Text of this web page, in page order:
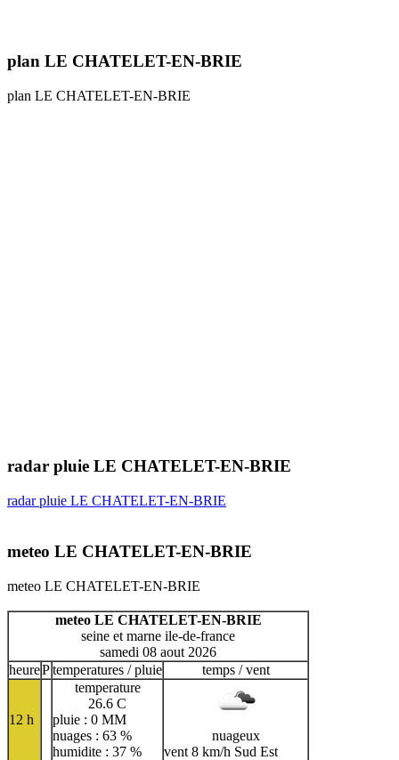
plan LE CHATELET-EN-BRIE
plan LE CHATELET-EN-BRIE
radar pluie LE CHATELET-EN-BRIE
radar pluie LE CHATELET-EN-BRIE
meteo LE CHATELET-EN-BRIE
meteo LE CHATELET-EN-BRIE
meteo LE CHATELET-EN-BRIE
seine et marne ile-de-france
samedi 08 aout 2026
heurePtemperatures / pluie temps / vent
12 h
temperature
26.6 C
pluie : 0 MM
nuages : 63 %
humidite : 37 %
nuageux
vent 8 km/h Sud Est